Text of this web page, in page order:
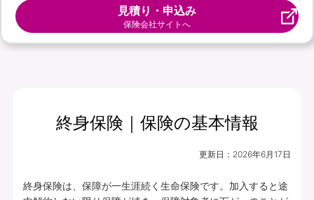
見積り・申込み
保険会社サイトへ
終身保険｜保険の基本情報
更新日： 2026年6月17日
終身保険は、保障が一生涯続く生命保険です。加入すると途